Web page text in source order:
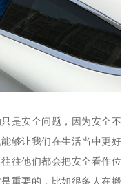
是安全问题，因为安全不
够让我们在生活当中更好
往他们都会把安全看作位
重要的，比如很多人在搬